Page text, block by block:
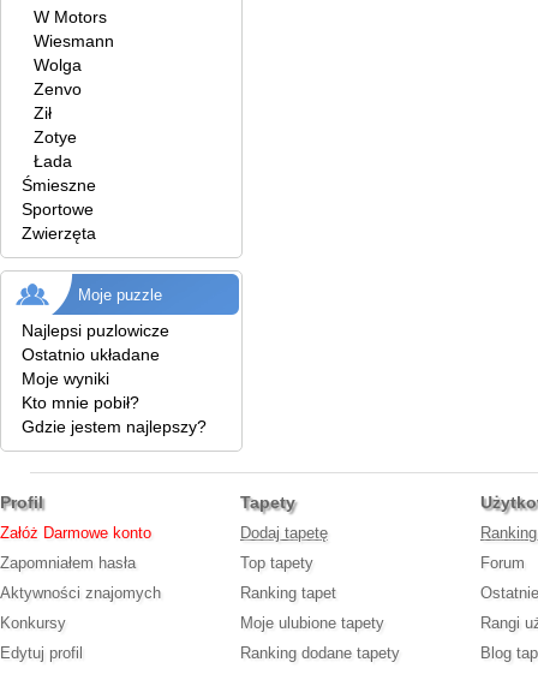
W Motors
Wiesmann
Wolga
Zenvo
Ził
Zotye
Łada
Śmieszne
Sportowe
Zwierzęta
Moje puzzle
Najlepsi puzlowicze
Ostatnio układane
Moje wyniki
Kto mnie pobił?
Gdzie jestem najlepszy?
Profil
Załóż Darmowe konto
Zapomniałem hasła
Aktywności znajomych
Konkursy
Edytuj profil
Tapety
Dodaj tapetę
Top tapety
Ranking tapet
Moje ulubione tapety
Ranking dodane tapety
Forum
Rangi
Blog